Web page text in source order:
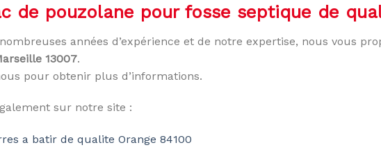
de pouzolane pour fosse septique de
années d’expérience et de notre expertise, nous vous
13007.
pour obtenir plus d’informations.
sur notre site :
a batir de qualite Orange 84100